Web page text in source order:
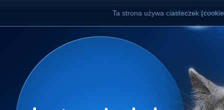
Ta strona używa ciasteczek